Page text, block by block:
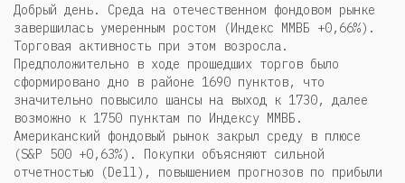
Добрый день. Среда на отечественном фондовом рынке
завершилась умеренным ростом (Индекс ММВБ +0,66%).
Торговая активность при этом возросла.
Предположительно в ходе прошедших торгов было
сформировано дно в районе 1690 пунктов, что
значительно повысило шансы на выход к 1730, далее
возможно к 1750 пунктам по Индексу ММВБ.
Американский фондовый рынок закрыл среду в плюсе
(S&P 500 +0,63%). Покупки объясняют сильной
отчетностью (Dell), повышением прогнозов по прибыли